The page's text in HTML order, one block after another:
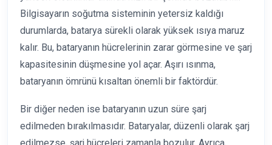
Bilgisayarın soğutma sisteminin yetersiz kaldığı
durumlarda, batarya sürekli olarak yüksek ısıya maruz
kalır. Bu, bataryanın hücrelerinin zarar görmesine ve şarj
kapasitesinin düşmesine yol açar. Aşırı ısınma,
bataryanın ömrünü kısaltan önemli bir faktördür.
Bir diğer neden ise bataryanın uzun süre şarj
edilmeden bırakılmasıdır. Bataryalar, düzenli olarak şarj